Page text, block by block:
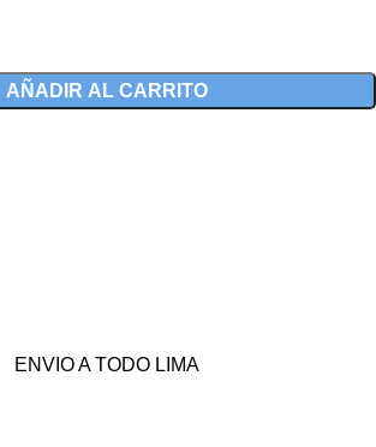
AÑADIR AL CARRITO
ENVIO A TODO LIMA